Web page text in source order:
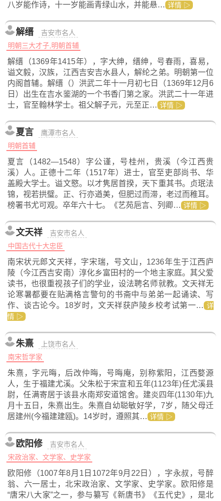
八岁能作诗，十一岁能画青绿山水，并能悬… 详情 ▷
解缙
吉安市名人
明朝三大才子,明朝首辅
解缙（1369年1415年），字大绅，缙绅，号春雨，喜易，
谥文毅，汉族，江西吉安吉水县人，解纶之弟。明朝第一位
内阁首辅。解缙（）洪武二年十一月初七日（1369年12月6
日）出生在吉水鉴湖的一个书香门第之家。洪武二十一年进
士，官至翰林学士。祖父解子元，元至正… 详情 ▷
夏言
鹰潭市名人
明朝首辅
夏言（1482—1548）字公谨，号桂州，贵溪（今江西贵
溪）人。正德十二年（1517年）进士，官至吏部尚书、华
盖殿大学士。谥文愍。以才隽居首揆，天下重其书。贞珉法
锦，视若拱璧。正、行亦遒美，但肥过而滞，老过而稚耳。
榜署书尤可观。卒年六十七。《艺苑巵言、列卿… 详情 ▷
文天祥
吉安市名人
中国古代十大忠臣
南宋状元郎文天祥，字宋瑞，号文山，1236年生于江西庐
陵（今江西吉安南）淳化乡富田村的一个地主家庭。其父爱
读书，也很重视孩子们的学业，设法聘名师就教。文天祥无
论寒暑都要在贴满格言警句的书斋中与弟弟一起诵读、写
作、谈古论今。18岁时，文天祥获庐陵乡校考试第一… 详
情 ▷
朱熹
上饶市名人
南宋哲学家
朱熹，字元晦，后改仲晦，号晦庵，别称紫阳，江西婺源
人，生于福建尤溪。父朱松于宋宣和五年(1123年)任尤溪县
尉，任满寄居于该县水南郑安道馆舍。建炎四年(1130年)九
月十五日，朱熹出生。朱熹自幼聪敏好学，7岁，随父母迁
居建州(今福建建瓯)。14岁时，遵照其… 详情 ▷
欧阳修
吉安市名人
宋政治家、文学家、史学家
欧阳修（1007年8月1日1072年9月22日），字永叔，号醉
翁、六一居士，北宋政治家、文学家、史学家。欧阳修是
“唐宋八大家”之一，参与纂写《新唐书》《五代史》，是北